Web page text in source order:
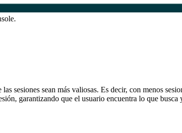
sesiones sean más valiosas. Es decir, con menos
garantizando que el usuario encuentra lo que